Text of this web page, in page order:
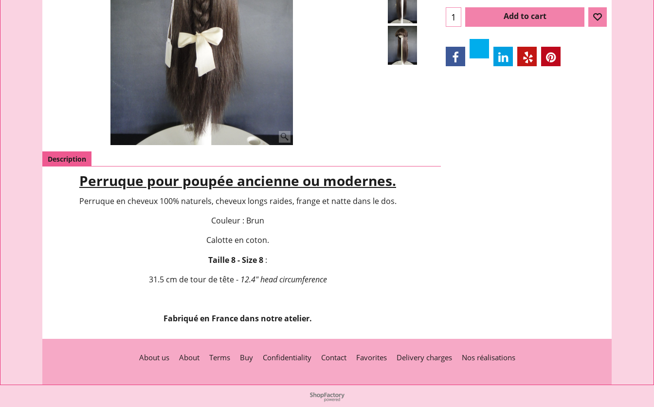
Add to cart
Description
Perruque pour poupée ancienne ou modernes.
Perruque en cheveux 100% naturels, cheveux longs raides, frange et natte dans le dos.
Couleur : Brun
Calotte en coton.
Taille 8 - Size 8 :
31.5 cm de tour de tête - 12.4" head circumference
Fabriqué en France dans notre atelier.
About us About Terms Buy Confidentiality Contact Favorites Delivery charges Nos réalisations
To create online store
ShopFactory eCommerce